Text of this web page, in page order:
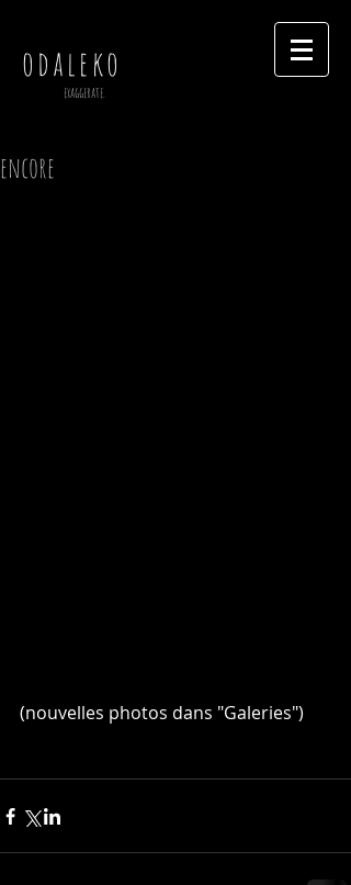
odaleko
exaggerate.
encore
(nouvelles photos dans "Galeries")